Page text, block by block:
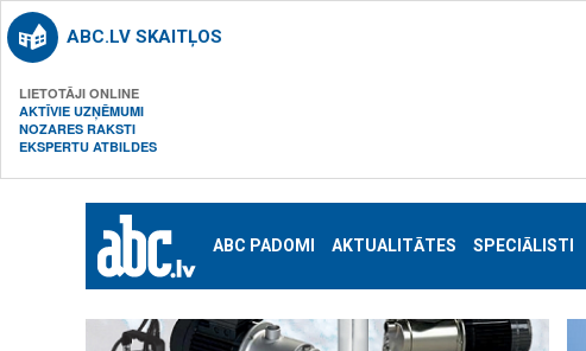
ABC.LV SKAITĻOS
LIETOTĀJI ONLINE
AKTĪVIE UZŅĒMUMI
NOZARES RAKSTI
EKSPERTU ATBILDES
ABC PADOMI AKTUALITĀTES SPECIĀLISTI